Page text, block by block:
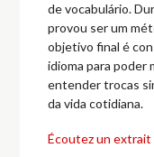
de vocabulário.
provou ser um
objetivo final é
idioma para poder
entender trocas
da vida cotidiana.
Écoutez un extrait